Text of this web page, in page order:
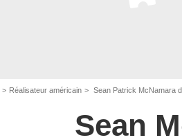
Réalisateur américain Sean Patrick McNamara
Sean